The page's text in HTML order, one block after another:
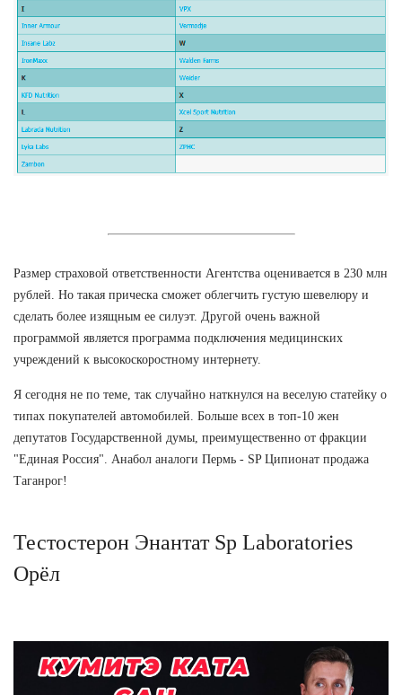
Размер страховой ответственности Агентства оценивается в 230 млн
рублей. Но такая прическа сможет облегчить густую шевелюру и
сделать более изящным ее силуэт. Другой очень важной
программой является программа подключения медицинских
учреждений к высокоскоростному интернету.
Я сегодня не по теме, так случайно наткнулся на веселую статейку о
типах покупателей автомобилей. Больше всех в топ-10 жен
депутатов Государственной думы, преимущественно от фракции
"Единая Россия". Анабол аналоги Пермь - SP Ципионат продажа
Таганрог!
Тестостерон Энантат Sp Laboratories
Орёл